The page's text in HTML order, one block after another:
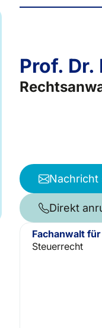
Prof.
Nachricht
Direkt
Fachanwalt für
Steuerrecht